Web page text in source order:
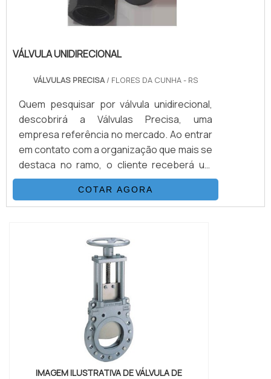
VÁLVULA UNIDIRECIONAL
VÁLVULAS PRECISA/ FLORES DA CUNHA - RS
Quem pesquisar por válvula unidirecional,
descobrirá a Válvulas Precisa, uma
empresa referência no mercado. Ao entrar
em contato com a organização que mais se
destaca no ramo, o cliente receberá um
suporte completo para sanar eventuais
dúvidas sobre o produto a ser
adquirido.Quando o interesse é por válvula
profissionais da Válvulas Precisa o cliente
encontrará excelente custo-benefício e
diversas opções d...
COTAR AGORA
IMAGEM ILUSTRATIVA DE VÁLVULA DE